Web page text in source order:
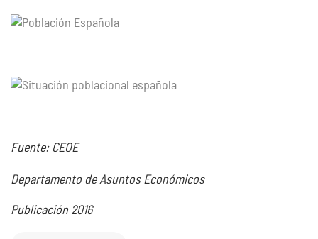
Fuente: CEOE
Departamento de Asuntos Económicos
Publicación 2016